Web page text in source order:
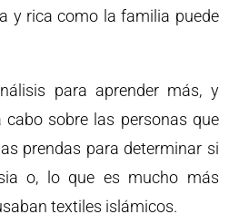
y rica como la familia puede
para aprender más, y
sobre las personas que
prendas para determinar si
o, lo que es mucho más
textiles islámicos.